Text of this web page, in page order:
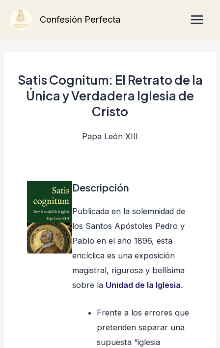
Confesión Perfecta
Satis Cognitum: El Retrato de la
Única y Verdadera Iglesia de
Cristo
Papa León XIII
Descripción
Publicada en la solemnidad de
los Santos Apóstoles Pedro y
Pablo en el año 1896, esta
encíclica es una exposición
magistral, rigurosa y bellísima
sobre la Unidad de la Iglesia.
Frente a los errores que
pretenden separar una
supuesta “iglesia